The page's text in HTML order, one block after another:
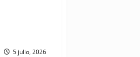
5 julio, 2026